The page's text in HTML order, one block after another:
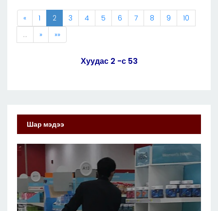
« 1 2 3 4 5 6 7 8 9
10
…
» »»
Хуудас 2 -с 53
Шар мэдээ